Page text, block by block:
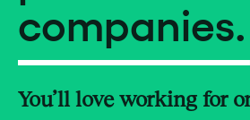
companies.
You’ll love working for